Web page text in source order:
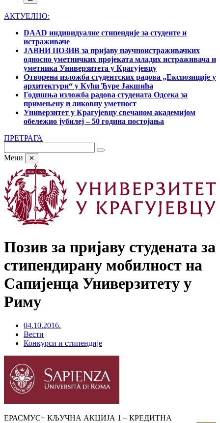
АКТУЕЛНО:
DAAD индивидуалне стипендије за студенте и
истраживаче
ЈАВНИ ПОЗИВ за пријаву научноистраживачких
односно уметничких пројеката младих истраживача и
уметника Универзитета у Крагујевцу
Отворена изложба студентских радова „Експозиције у
архитектури“ у Кући Ђуре Јакшића
Годишња изложба радова студената Одсека за
примењену и ликовну уметност
Универзитет у Крагујевцу свечаном академијом
обележио јубилеј – 50 година постојања
ПРЕТРАГА
Мени ✕
Позив за пријаву студената за
стипендирану мобилност на
Сапијенца Универзитету у
Риму
04.10.2016.
Вести
Конкурси и стипендије
ЕРАСМУС+ КЉУЧНА АКЦИЈА 1 – КРЕДИТНА